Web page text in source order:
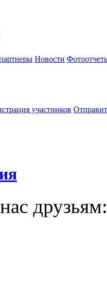
Новости
участников
друзьям: